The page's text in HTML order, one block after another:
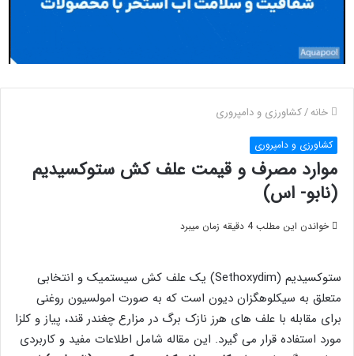
خانه/کشاورزی و دامپروری
کشاورزی و دامپروری
موارد مصرف و قیمت علف کش ستوکسیدیم
(نابو- اس)
خواندن این مطلب 4 دقیقه زمان میبرد
ستوکسیدیم (Sethoxydim) یک علف کش سیستمیک و انتخابی
متعلق به سیکلوهگزان دیون است که به صورت امولسیون روغنی
برای مقابله با علف های هرز نازک برگ در مزارع چغندر قند، پیاز و کلزا
مورد استفاده قرار می گیرد. این مقاله شامل اطلاعات مفید و کاربردی